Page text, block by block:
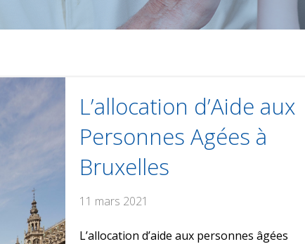
L’allocation d’Aide aux
Personnes Agées à
Bruxelles
11 mars 2021
L’allocation d’aide aux personnes âgées